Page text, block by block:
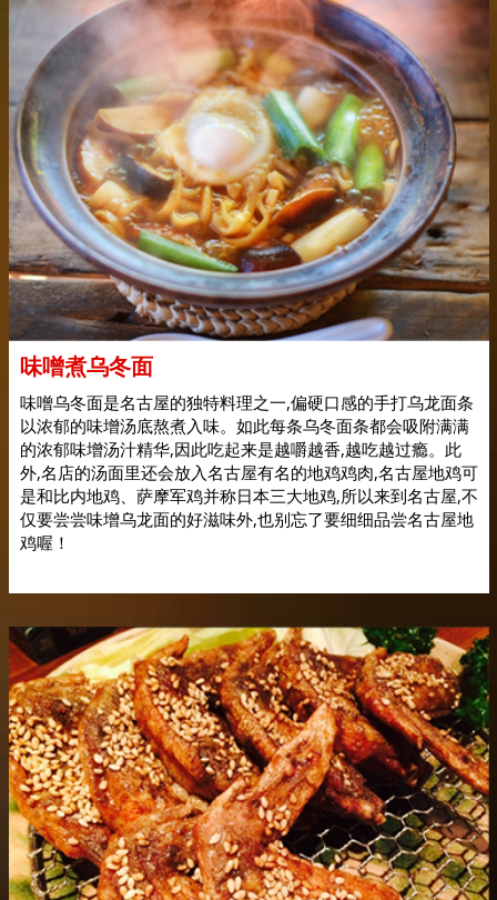
味噌煮乌冬面
味噌乌冬面是名古屋的独特料理之一,偏硬口感的手打乌龙面条
以浓郁的味增汤底熬煮入味。如此每条乌冬面条都会吸附满满
的浓郁味增汤汁精华,因此吃起来是越嚼越香,越吃越过瘾。此
外,名店的汤面里还会放入名古屋有名的地鸡鸡肉,名古屋地鸡可
是和比内地鸡、萨摩军鸡并称日本三大地鸡,所以来到名古屋,不
仅要尝尝味增乌龙面的好滋味外,也别忘了要细细品尝名古屋地
鸡喔！